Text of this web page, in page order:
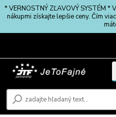
* VERNOSTNÝ ZĽAVOVÝ SYSTÉM
nákupmi získajte lepšie ceny. Čím